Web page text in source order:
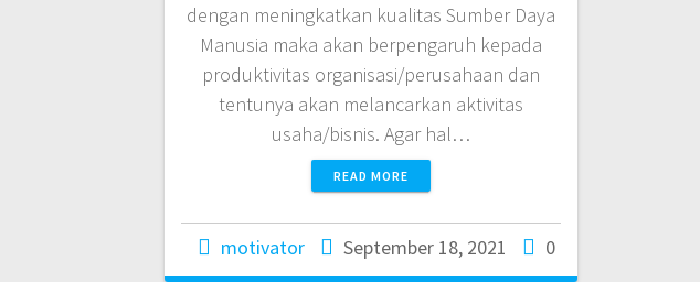
dengan meningkatkan kualitas Sumber Daya
Manusia maka akan berpengaruh kepada
produktivitas organisasi/perusahaan dan
tentunya akan melancarkan aktivitas
usaha/bisnis. Agar hal…
READ MORE
motivator September 18, 2021 0